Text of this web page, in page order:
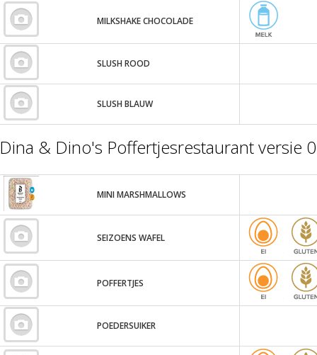
MILKSHAKE CHOCOLADE
SLUSH ROOD
SLUSH BLAUW
Dina & Dino's Poffertjesrestaurant versie
MINI MARSHMALLOWS
SEIZOENS WAFEL
POFFERTJES
POEDERSUIKER